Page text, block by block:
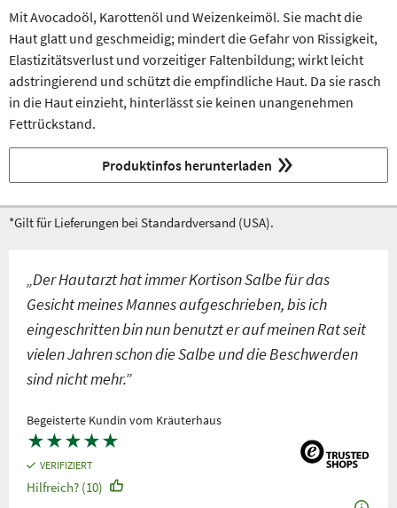
Mit Avocadoöl, Karottenöl und Weizenkeimöl. Sie macht die
Haut glatt und geschmeidig; mindert die Gefahr von Rissigkeit,
Elastizitätsverlust und vorzeitiger Faltenbildung; wirkt leicht
adstringierend und schützt die empfindliche Haut. Da sie rasch
in die Haut einzieht, hinterlässt sie keinen unangenehmen
Fettrückstand.
Produktinfos herunterladen
*Gilt für Lieferungen bei Standardversand (USA).
„Der Hautarzt hat immer Kortison Salbe für das
Gesicht meines Mannes aufgeschrieben, bis ich
eingeschritten bin nun benutzt er auf meinen Rat seit
vielen Jahren schon die Salbe und die Beschwerden
sind nicht mehr.”
Begeisterte Kundin vom Kräuterhaus
★★★★★
VERIFIZIERT
Hilfreich? (10)